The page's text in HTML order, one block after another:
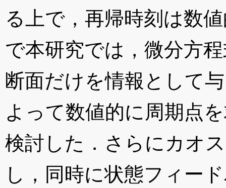
る上で，再帰時刻は数
で本研究では，微分方
断面だけを情報として
よって数値的に周期点
検討した．さらにカオ
し，同時に状態フィー